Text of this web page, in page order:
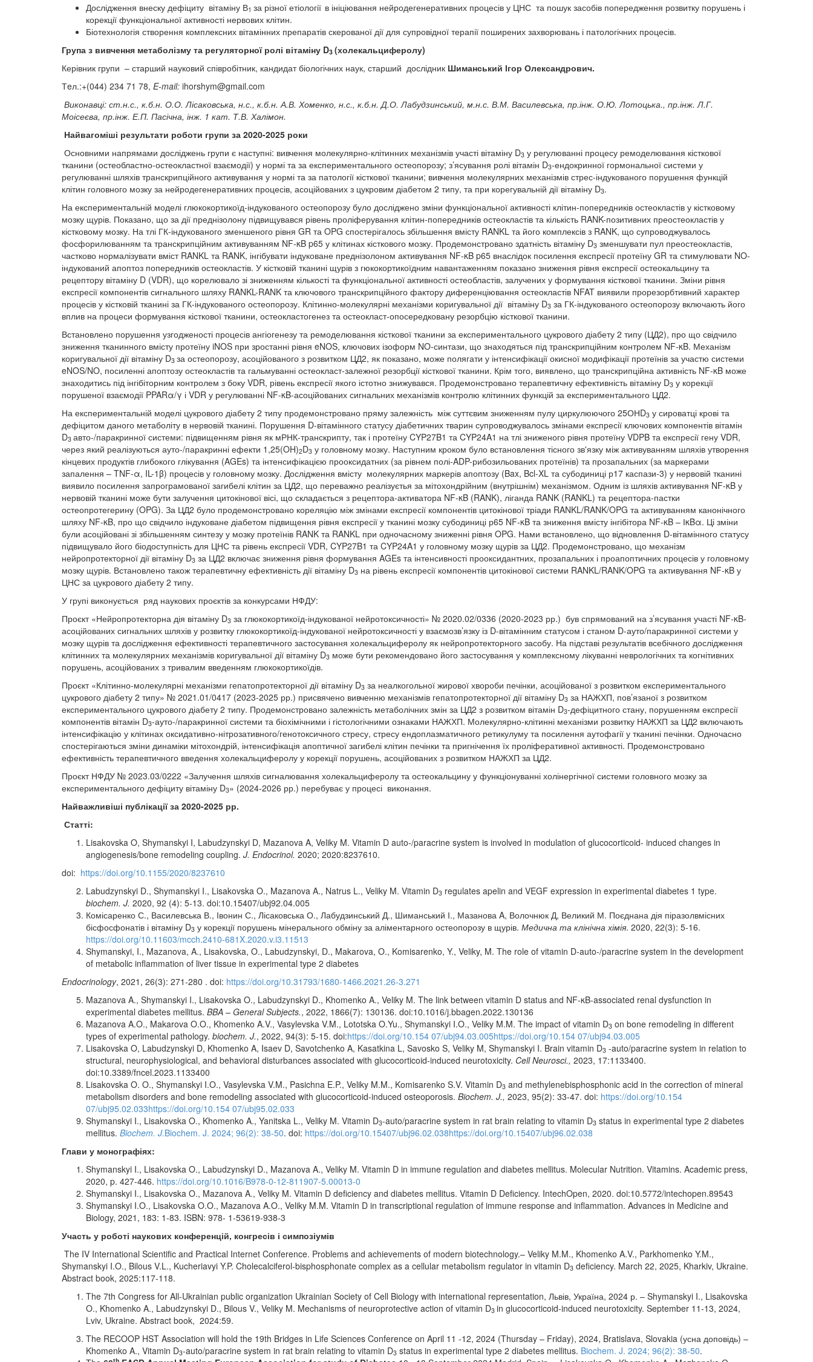
Дослідження внеску дефіциту вітаміну В1 за різної етіології в ініціювання нейродегенеративних процесів у ЦНС та пошук засобів попередження розвитку порушень і
корекції функціональної активності нервових клітин.
Біотехнологія створення комплексних вітамінних препаратів скерованої дії для супровідної терапії поширених захворювань і патологічних процесів.
Група з вивчення метаболізму та регуляторної ролі вітаміну D3 (холекальциферолу)
Керівник групи – старший науковий співробітник, кандидат біологічних наук, старший дослідник Шиманський Ігор Олександрович.
Тeл.:+(044) 234 71 78, E-mail: ihorshym@gmail.com
Виконавці: ст.н.с., к.б.н. О.О. Лісаковська, н.с., к.б.н. А.В. Хоменко, н.с., к.б.н. Д.О. Лабудзинський, м.н.с. В.М. Василевська, пр.інж. О.Ю. Лотоцька., пр.інж. Л.Г.
Моісеєва, пр.інж. Е.П. Пасічна, інж. 1 кат. Т.В. Халімон.
Найвагоміші результати роботи групи за 2020-2025 роки
Основними напрямами досліджень групи є наступні: вивчення молекулярно-клітинних механізмів участі вітаміну D3 у регулюванні процесу ремоделювання кісткової
тканини (остеобластно-остеокластної взаємодії) у нормі та за експериментального остеопорозу; з’ясування ролі вітамін D3-ендокринної гормональної системи у
регулюванні шляхів транскрипційного активування у нормі та за патології кісткової тканини; вивчення молекулярних механізмів стрес-індукованого порушення функцій
клітин головного мозку за нейродегенеративних процесів, асоційованих з цукровим діабетом 2 типу, та при корегувальній дії вітаміну D3.
На експериментальній моделі глюкокортикоїд-індукованого остеопорозу було досліджено зміни функціональної активності клітин-попередників остеокластів у кістковому
мозку щурів. Показано, що за дії преднізолону підвищувався рівень проліферування клітин-попередників остеокластів та кількість RANK-позитивних преостеокластів у
кістковому мозку. На тлі ГК-індукованого зменшеного рівня GR та OPG спостерігалось збільшення вмісту RANKL та його комплексів з RANK, що супроводжувалось
фосфорилюванням та транскрипційним активуванням NF-κB p65 у клітинах кісткового мозку. Продемонстровано здатність вітаміну D3 зменшувати пул преостеокластів,
частково нормалізувати вміст RANKL та RANK, інгібувати індуковане преднізолоном активування NF-κB p65 внаслідок посилення експресії протеїну GR та стимулювати NO-
індукований апоптоз попередників остеокластів. У кістковій тканині щурів з гюкокортикоїдним навантаженням показано зниження рівня експресії остеокальцину та
рецептору вітаміну D (VDR), що корелювало зі зниженням кількості та функціональної активності остеобластів, залучених у формування кісткової тканини. Зміни рівня
експресії компонентів сигнального шляху RANKL-RANK та ключового транскрипційного фактору диференціювання остеокластів NFAT виявили прорезорбтивний характер
процесів у кістковій тканині за ГК-індукованого остеопорозу. Клітинно-молекулярні механізми коригувальної дії вітаміну D3 за ГК-індукованого остеопорозу включають його
вплив на процеси формування кісткової тканини, остеокластогенез та остеокласт-опосередковану резорбцію кісткової тканини.
Встановлено порушення узгодженості процесів ангіогенезу та ремоделювання кісткової тканини за експериментального цукрового діабету 2 типу (ЦД2), про що свідчило
зниження тканинного вмісту протеїну iNOS при зростанні рівня eNOS, ключових ізоформ NO-синтази, що знаходяться під транскрипційним контролем NF-κB. Механізм
коригувальної дії вітаміну D3 за остеопорозу, асоційованого з розвитком ЦД2, як показано, може полягати у інтенсифікації окисної модифікації протеїнів за участю системи
eNOS/NO, посиленні апоптозу остеокластів та гальмуванні остеокласт-залежної резорбції кісткової тканини. Крім того, виявлено, що транскрипційна активність NF-κB може
знаходитись під інгібіторним контролем з боку VDR, рівень експресії якого істотно знижувався. Продемонстровано терапевтичну ефективність вітаміну D3 у корекції
порушеної взаємодії PPARα/γ і VDR у регулюванні NF-κB-асоційованих сигнальних механізмів контролю клітинних функцій за експериментального ЦД2.
На експериментальній моделі цукрового діабету 2 типу продемонстровано пряму залежність між суттєвим зниженням пулу циркулюючого 25ОНD3 у сироватці крові та
дефіцитом даного метаболіту в нервовій тканині. Порушення D-вітамінного статусу діабетичних тварин супроводжувалось змінами експресії ключових компонентів вітамін
D3 авто-/паракринної системи: підвищенням рівня як мРНК-транскрипту, так і протеїну CYP27B1 та CYP24A1 на тлі зниженого рівня протеїну VDPB та експресії гену VDR,
через який реалізуються ауто-/паракринні ефекти 1,25(OH)2D3 у головному мозку. Наступним кроком було встановлення тісного зв'язку між активуванням шляхів утворення
кінцевих продуктів глибокого глікування (AGEs) та інтенсифікацією прооксидатних (за рівнем полі-ADP-рибозильованих протеїнів) та прозапальних (за маркерами
запалення – TNF-α, IL-1β) процесів у головному мозку. Дослідження вмісту молекулярних маркерів апоптозу (Bax, Bcl-XL та субодиниці р17 каспази-3) у нервовій тканині
виявило посилення запрограмованої загибелі клітин за ЦД2, що переважно реалізуєтья за мітохондрійним (внутрішнім) механізмом. Одним із шляхів активування NF-κB у
нервовій тканині може бути залучення цитокінової вісі, що складається з рецептора-активатора NF-κB (RANK), ліганда RANK (RANKL) та рецептора-пастки
остеопротегерину (OPG). За ЦД2 було продемонстровано кореляцію між змінами експресії компонентів цитокінової тріади RANKL/RANK/OPG та активуванням канонічного
шляху NF-κB, про що свідчило індуковане діабетом підвищення рівня експресії у тканині мозку субодиниці р65 NF-κB та зниження вмісту інгібітора NF-κB – ІκBα. Ці зміни
були асоційовані зі збільшенням синтезу у мозку протеїнів RANK та RANKL при одночасному зниженні рівня OPG. Нами встановлено, що відновлення D-вітамінного статусу
підвищувало його біодоступність для ЦНС та рівень експресії VDR, CYP27B1 та CYP24A1 у головному мозку щурів за ЦД2. Продемонстровано, що механізм
нейропротекторної дії вітаміну D3 за ЦД2 включає зниження рівня формування AGEs та інтенсивності прооксидантних, прозапальних і проапоптичних процесів у головному
мозку щурів. Встановлено також терапевтичну ефективність дії вітаміну D3 на рівень експресії компонентів цитокінової системи RANKL/RANK/OPG та активування NF-κB у
ЦНС за цукрового діабету 2 типу.
У групі виконується ряд наукових проєктів за конкурсами НФДУ:
Проєкт «Нейропротекторна дія вітаміну D3 за глюкокортикоїд-індукованої нейротоксичності» № 2020.02/0336 (2020-2023 рр.) був спрямований на з’ясування участі NF-κB-
асоційованих сигнальних шляхів у розвитку глюкокортикоїд-індукованої нейротоксичності у взаємозв’язку із D-вітамінним статусом і станом D-ауто/паракринної системи у
мозку щурів та дослідження ефективності терапевтичного застосування холекальциферолу як нейропротекторного засобу. На підставі результатів всебічного дослідження
клітинних та молекулярних механізмів коригувальної дії вітаміну D3 може бути рекомендовано його застосування у комплексному лікуванні неврологічних та когнітивних
порушень, асоційованих з тривалим введенням глюкокортикоїдів.
Проєкт «Клітинно-молекулярні механізми гепатопротекторної дії вітаміну D3 за неалкогольної жирової хвороби печінки, асоційованої з розвитком експериментального
цукрового діабету 2 типу» № 2021.01/0417 (2023-2025 рр.) присвячено вивченню механізмів гепатопротекторної дії вітаміну D3 за НАЖХП, пов’язаної з розвитком
експериментального цукрового діабету 2 типу. Продемонстровано залежність метаболічних змін за ЦД2 з розвитком вітамін D3-дефіцитного стану, порушенням експресії
компонентів вітамін D3-ауто-/паракринної системи та біохімічними і гістологічними ознаками НАЖХП. Молекулярно-клітинні механізми розвитку НАЖХП за ЦД2 включають
інтенсифікацію у клітинах оксидативно-нітрозативного/генотоксичного стресу, стресу ендоплазматичного ретикулуму та посилення аутофагії у тканині печінки. Одночасно
спостерігаються зміни динаміки мітохондрій, інтенсифікація апоптичної загибелі клітин печінки та пригнічення їх проліферативної активності. Продемонстровано
ефективність терапевтичного введення холекальциферолу у корекції порушень, асоційованих з розвитком НАЖХП за ЦД2.
Проєкт НФДУ № 2023.03/0222 «Залучення шляхів сигналювання холекальциферолу та остеокальцину у функціонуванні холінергічної системи головного мозку за
експериментального дефіциту вітаміну D3» (2024-2026 рр.) перебуває у процесі виконання.
Найважливіші публікації за 2020-2025 рр.
Статті:
Lisakovska O, Shymanskyi I, Labudzynskyi D, Mazanova A, Veliky M. Vitamin D auto-/paracrine system is involved in modulation of glucocorticoid- induced changes in
angiogenesis/bone remodeling coupling. J. Endocrinol. 2020; 2020:8237610.
doi: https://doi.org/10.1155/2020/8237610
Labudzynskyi D., Shymanskyi I., Lisakovska O., Mazanova A., Natrus L., Veliky M. Vitamin D3 regulates apelin and VEGF expression in experimental diabetes 1 type.
biochem. J. 2020, 92 (4): 5-13. doi:10.15407/ubj92.04.005
Комісаренко С., Василевська В., Івонин С., Лісаковська О., Лабудзинський Д., Шиманський І., Мазанова A, Волочнюк Д, Великий М. Поєднана дія піразолвмісних
бісфосфонатів і вітаміну D3 у корекції порушень мінерального обміну за аліментарного остеопорозу в щурів. Медична та клінічна хімія. 2020, 22(3): 5-16.
https://doi.org/10.11603/mcch.2410-681X.2020.v.i3.11513
Shymanskyi, I., Mazanova, A., Lisakovska, O., Labudzynskyi, D., Makarova, O., Komisarenko, Y., Veliky, M. The role of vitamin D‑auto‑/paracrine system in the development
of metabolic inflammation of liver tissue in experimental type 2 diabetes
Endocrinology, 2021, 26(3): 271-280 . doi: https://doi.org/10.31793/1680-1466.2021.26-3.271
Mazanova A., Shymanskyi I., Lisakovska O., Labudzynskyi D., Khomenko A., Veliky M. The link between vitamin D status and NF-κB-associated renal dysfunction in
experimental diabetes mellitus. BBA – General Subjects., 2022, 1866(7): 130136. doi:10.1016/j.bbagen.2022.130136
Mazanova A.O., Makarova O.O., Khomenko A.V., Vasylevska V.M., Lototska O.Yu., Shymanskyi I.O., Veliky M.M. The impact of vitamin D3 on bone remodeling in different
types of experimental pathology. biochem. J., 2022, 94(3): 5-15. doi:https://doi.org/10.154 07/ubj94.03.005https://doi.org/10.154 07/ubj94.03.005
Lisakovska O, Labudzynskyi D, Khomenko A, Isaev D, Savotchenko A, Kasatkina L, Savosko S, Veliky M, Shymanskyi I. Brain vitamin D3 -auto/paracrine system in relation to
structural, neurophysiological, and behavioral disturbances associated with glucocorticoid-induced neurotoxicity. Cell Neurosci., 2023, 17:1133400.
doi:10.3389/fncel.2023.1133400
Lisakovska O. O., Shymanskyi I.O., Vasylevska V.M., Pasichna E.P., Veliky M.M., Komisarenko S.V. Vitamin D3 and methylenebisphosphonic acid in the correction of mineral
metabolism disorders and bone remodeling associated with glucocorticoid-induced osteoporosis. Biochem. J., 2023, 95(2): 33-47. doi: https://doi.org/10.154
07/ubj95.02.033https://doi.org/10.154 07/ubj95.02.033
Shymanskyi I., Lisakovska O., Khomenko A., Yanitska L., Veliky M. Vitamin D3-auto/paracrine system in rat brain relating to vitamin D3 status in experimental type 2 diabetes
mellitus. Biochem. J.Biochem. J. 2024; 96(2): 38-50. doi: https://doi.org/10.15407/ubj96.02.038https://doi.org/10.15407/ubj96.02.038
Глави у монографіях:
Shymanskyi I., Lisakovska O., Labudzynskyi D., Mazanova A., Veliky M. Vitamin D in immune regulation and diabetes mellitus. Molecular Nutrition. Vitamins. Academic press,
2020, p. 427-446. https://doi.org/10.1016/B978-0-12-811907-5.00013-0
Shymanskyi I., Lisakovska O., Mazanova A., Veliky M. Vitamin D deficiency and diabetes mellitus. Vitamin D Deficiency. IntechOpen, 2020. doi:10.5772/intechopen.89543
Shymanskyi I.O., Lisakovska O.O., Mazanova A.O., Veliky M.M. Vitamin D in transcriptional regulation of immune response and inflammation. Advances in Medicine and
Biology, 2021, 183: 1-83. ISBN: 978- 1-53619-938-3
Участь у роботі наукових конференцій, конгресів і симпозіумів
The IV International Scientific and Practical Internet Conference. Problems and achievements of modern biotechnology.– Veliky M.M., Khomenko A.V., Parkhomenko Y.M.,
Shymanskyi I.O., Bilous V.L., Kucheriavyi Y.P. Cholecalciferol-bisphosphonate complex as a cellular metabolism regulator in vitamin D3 deficiency. March 22, 2025, Kharkiv, Ukraine.
Abstract book, 2025:117-118.
The 7th Congress for All-Ukrainian public organization Ukrainian Society of Cell Biology with international representation, Львів, Україна, 2024 р. – Shymanskyi I., Lisakovska
O., Khomenko A., Labudzynskyi D., Bilous V., Veliky M. Mechanisms of neuroprotective action of vitamin D3 in glucocorticoid-induced neurotoxicity. September 11-13, 2024,
Lviv, Ukraine. Abstract book, 2024:59.
The RECOOP HST Association will hold the 19th Bridges in Life Sciences Conference on April 11 -12, 2024 (Thursday – Friday), 2024, Bratislava, Slovakia (усна доповідь) –
Khomenko A., Vitamin D3-auto/paracrine system in rat brain relating to vitamin D3 status in experimental type 2 diabetes mellitus. Biochem. J. 2024; 96(2): 38-50.